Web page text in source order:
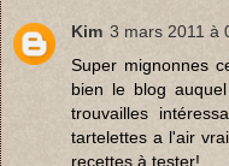
Kim 3 mars 2011 à
Super mignonnes
bien le blog
trouvailles
tartelettes a l'air
recettes à tester!